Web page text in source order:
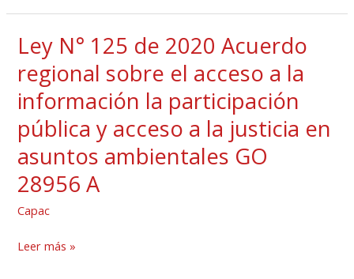
27749
BGO
29303
Ley N° 125 de 2020 Acuerdo
regional sobre el acceso a la
información la participación
pública y acceso a la justicia en
asuntos ambientales GO
28956 A
Capac
Ley
125
de
2020
regional
sobre
el
a
Leer más »